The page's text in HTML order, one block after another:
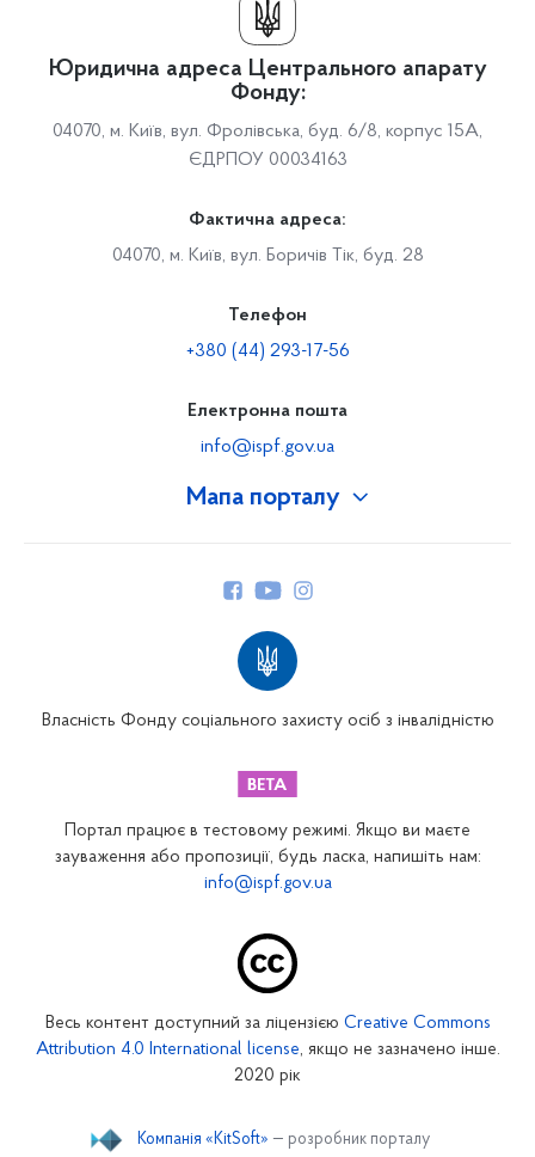
Мапа порталу
Закарпатське відділення
Запорізьке відділення
Кіровоградське відділення
Миколаївське відділення
Юридична адреса Центрального апарату
Фонду:
04070, м. Київ, вул. Фролівська, буд. 6/8, корпус 15А,
ЄДРПОУ 00034163
Фактична адреса:
04070, м. Київ, вул. Боричів Тік, буд. 28
Телефон
+380 (44) 293-17-56
Електронна пошта
info@ispf.gov.ua
Власність Фонду соціального захисту осіб з інвалідністю
Портал працює в тестовому режимі. Якщо ви маєте
зауваження або пропозиції, будь ласка, напишіть нам:
info@ispf.gov.ua
Весь контент доступний за ліцензією Creative Commons
Attribution 4.0 International license, якщо не зазначено інше.
2020 рік
Компанія «KitSoft» — розробник порталу